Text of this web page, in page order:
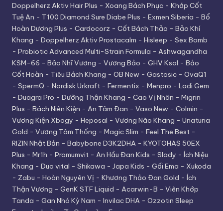
Doppelherz Aktiv Hair Plus - Xoang Bách Phục - Khớp Cốt
Tuệ An - T100 Diamond Sure Diabe Plus - Exmen Siberia - Bổ
Hoàn Dương Plus - Cardocorz - Cốt Bách Thảo - Bảo Khí
Khang - Doppelherz Aktiv Prostacalm - Hisleep - Sex Bomb
- Probiotic Advanced Multi-Strain Formula - Ashwagandha
KSM-66 - Bảo Nhĩ Vương - Vương Bảo - GHV Ksol - Bảo
Cốt Hoàn - Tiêu Bách Khang - OB New - Gastosic - OvaQ1
- SpermQ - Nordisk Urkraft - Fermentix - Menpro - Ladi Gem
- Duagra Pro - Dưỡng Thận Khang - Cao Vị Nhân - Migrin
Plus - Bách Niên Kiện - An Tâm Đan - Vaso New - Colmin -
Vương Kiện Xbogy - Heposal - Vương Não Khang - Unaturia
Gold - Vương Tâm Thống - Magic Slim - Feel The Best -
RIZIN Nhật Bản - Babybone D3K2DHA - KYOTOHAS 50EX
Plus - Mr1h - Promumvit - An Hầu Đan Kids - Slady - Ích Niệu
Khang - Duo vital - Shikawa - Japa Kids - Gối Ema - Xukoda
- Zabu - Hoàn Nguyên Vị - Khương Thảo Đan Gold - Ích
Thận Vương - GenK STF Liquid - Acarwin-B - Viên Khớp
Tanda - Gan Nhó Kỳ Nam - Invilac DHA - Ozzotin Sleep